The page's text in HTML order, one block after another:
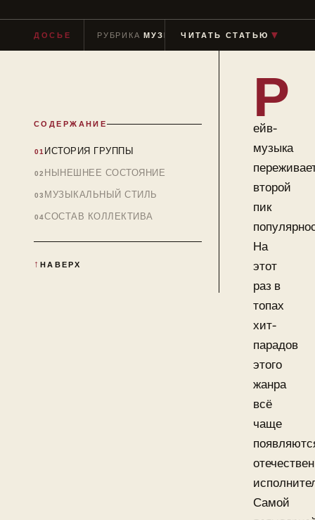
ДОСЬЕ РУБРИКАМУЗЫКАНТЫ ЧТЕНИЕ≈ 9 МИН
ЧИТАТЬ СТАТЬЮ ▼
СОДЕРЖАНИЕ
ИСТОРИЯ ГРУППЫ
НЫНЕШНЕЕ СОСТОЯНИЕ
МУЗЫКАЛЬНЫЙ СТИЛЬ
СОСТАВ КОЛЛЕКТИВА
НАВЕРХ
Р
ейв-
музыка
второй
пик
На
этот
раз в
топах
хит-
парадов
этого
жанра
всё
чаще
Самой